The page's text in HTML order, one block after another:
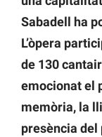
Sabadell ha
L’òpera
de 130
emocionat el
memòria, la
presència